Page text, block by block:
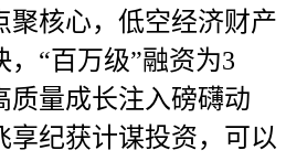
聚核心，低空经济财产
“百万级”融资为3
质量成长注入磅礴动
享纪获计谋投资，可以